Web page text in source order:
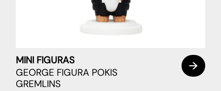
MINI FIGURAS
GEORGE FIGURA POKIS
GREMLINS